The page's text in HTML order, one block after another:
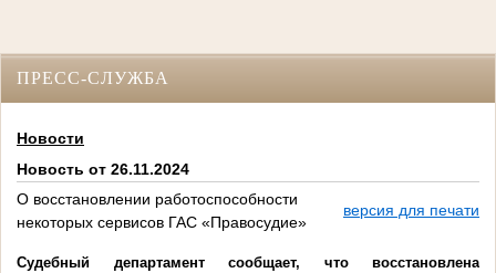
ПРЕСС-СЛУЖБА
Новости
Новость от 26.11.2024
О восстановлении работоспособности
некоторых сервисов ГАС «Правосудие»
версия для печати
Судебный департамент сообщает, что восстановлена